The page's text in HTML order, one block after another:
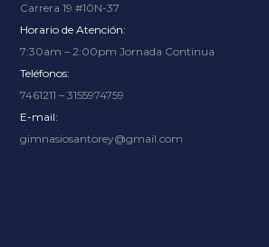
Carrera 19 #10N-37
Horario de Atención:
7:30am – 2:00pm Jornada Continua
Teléfonos:
7461211 – 3155974759
E-mail:
gimnasiosantorey@gmail.com